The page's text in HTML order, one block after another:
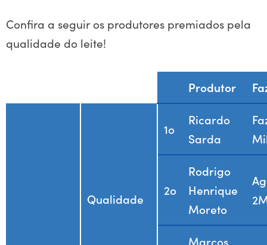
Confira a seguir os produtores premiados pela
qualidade do leite!
Produtor
Qualidade
1o
Ricardo
Sarda
2o
Rodrigo
Henrique
Moreto
Marcos